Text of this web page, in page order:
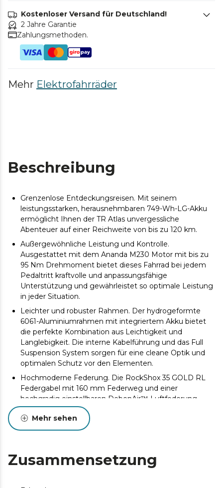
Kostenloser Versand für Deutschland!
2 Jahre Garantie
Zahlungsmethoden.
Mehr Elektrofahrräder
Beschreibung
Grenzenlose Entdeckungsreisen. Mit seinem
leistungsstarken, herausnehmbaren 749-Wh-LG-Akku
ermöglicht Ihnen der TR Atlas unvergessliche
Abenteuer auf einer Reichweite von bis zu 120 km.
Außergewöhnliche Leistung und Kontrolle.
Ausgestattet mit dem Ananda M230 Motor mit bis zu
95 Nm Drehmoment bietet dieses Fahrrad bei jedem
Pedaltritt kraftvolle und anpassungsfähige
Unterstützung und gewährleistet so optimale Leistung
in jeder Situation.
Leichter und robuster Rahmen. Der hydrogeformte
6061-Aluminiumrahmen mit integriertem Akku bietet
die perfekte Kombination aus Leichtigkeit und
Langlebigkeit. Die interne Kabelführung und das Full
Suspension System sorgen für eine cleane Optik und
optimalen Schutz vor den Elementen.
Hochmoderne Federung. Die RockShox 35 GOLD RL
Federgabel mit 160 mm Federweg und einer
hochgradig einstellbaren DebonAir™-Luftfederung
sorgt für überragende Stoßdämpfung. Zusätzlich bietet
der RockShox Deluxe Select Dämpfer mit Low-Speed-
Druckstufeneinstellung und Lockout mehr Kontrolle
Fortschrittliche Schaltvorgänge. Der Shimano CUES 11-
Gang-Antrieb gewährleistet sanfte und präzise
Mehr sehen
Zusammensetzung